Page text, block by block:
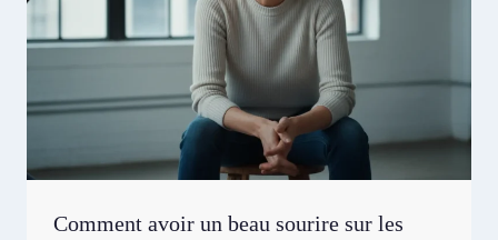
Comment avoir un beau sourire sur les